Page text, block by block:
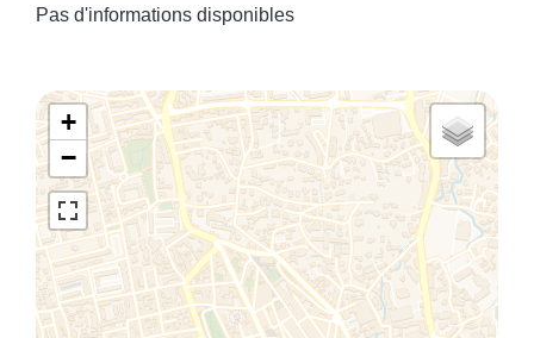
Pas d'informations disponibles
+
−